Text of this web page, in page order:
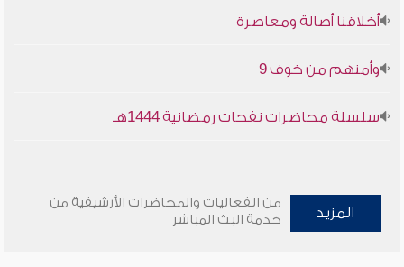
أخلاقنا أصالة ومعاصرة
وأمنهم من خوف 9
سلسلة محاضرات نفحات رمضانية 1444هـ
المزيد
من الفعاليات والمحاضرات الأرشيفية من
خدمة البث المباشر